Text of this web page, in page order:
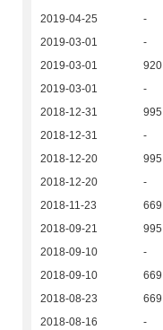
2019-04-25
-
2019-03-01
-
2019-03-01
920
2019-03-01
-
2018-12-31
995
2018-12-31
-
2018-12-20
995
2018-12-20
-
2018-11-23
669
2018-09-21
995
2018-09-10
-
2018-09-10
669
2018-08-23
669
2018-08-16
-